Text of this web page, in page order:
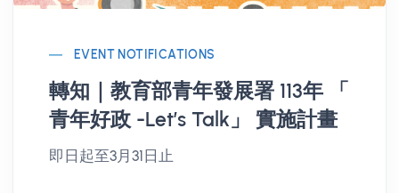
EVENT NOTIFICATIONS
轉知｜教育部青年發展署 113年 「
青年好政 -Let’s Talk」 實施計畫
即日起至3月31日止